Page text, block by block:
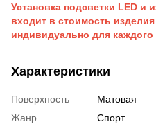
Установка подсветки LED и
входит в стоимость
индивидуально для каждого
Характеристики
Поверхность
Матовая
Жанр
Спорт